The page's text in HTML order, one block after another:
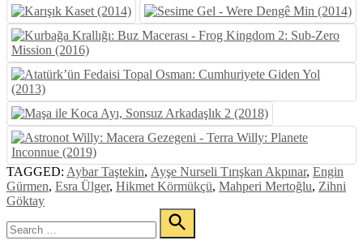
TAGGED: Aybar Taştekin, Ayşe Nurseli Tırışkan Akpınar, Engin
Gürmen, Esra Ülger, Hikmet Körmükçü, Mahperi Mertoğlu, Zihni
Göktay
for:
Search